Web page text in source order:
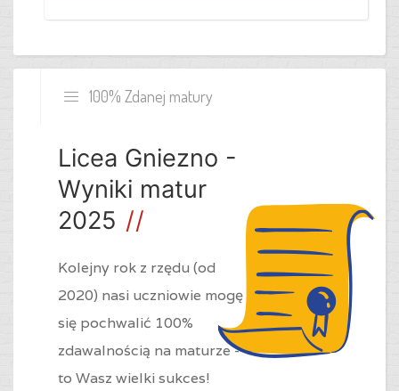
100% Zdanej matury
Licea Gniezno -
Wyniki matur
2025
Kolejny rok z rzędu (od
2020) nasi uczniowie mogę
się pochwalić 100%
zdawalnością na maturze -
to Wasz wielki sukces!